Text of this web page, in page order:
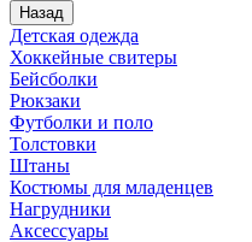
Назад
Детская одежда
Хоккейные свитеры
Бейсболки
Рюкзаки
Футболки и поло
Толстовки
Штаны
Костюмы для младенцев
Нагрудники
Аксессуары